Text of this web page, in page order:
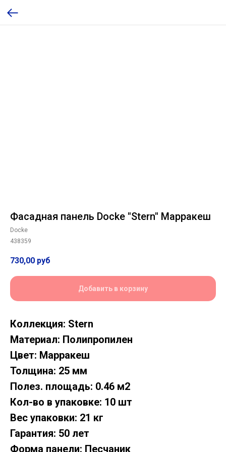
Фасадная панель Docke "Stern" Марракеш
Docke
438359
730,00 руб
Добавить в корзину
Коллекция: Stern
Материал: Полипропилен
Цвет: Марракеш
Толщина: 25 мм
Полез. площадь: 0.46 м2
Кол-во в упаковке: 10 шт
Вес упаковки: 21 кг
Гарантия: 50 лет
Форма панели: Песчаник